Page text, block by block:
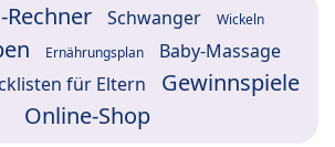
Rechner Schwanger Wickeln
Ernährungsplan Baby-Massage
für Eltern
Gewinnspiele
Online-Shop